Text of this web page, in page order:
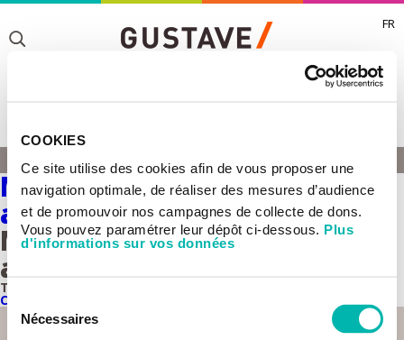
COOKIES
Ce site utilise des cookies afin de vous proposer une
navigation optimale, de réaliser des mesures d’audience
et de promouvoir nos campagnes de collecte de dons.
Vous pouvez paramétrer leur dépôt ci-dessous. Plus
d'informations sur vos données
Sélection
Nécessaires
FR
Toggle
Toggle
HOME
MURAT SAPARBAEV
Mechanisms of DNA Repair
and Carcinogenesis
Mechanisms of DNA Repair
and Carcinogenesis
This team belongs to the
Cancers.